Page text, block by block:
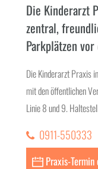
Die Kinderarzt
zentral,
Parkplätzen vor
Die Kinderarzt Praxis
mit den öffentlichen
Linie 8 und 9.
0911-550333
Praxis-